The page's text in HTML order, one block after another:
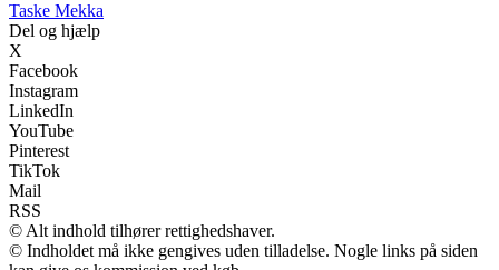
Taske Mekka
Del og hjælp
X
Facebook
Instagram
LinkedIn
YouTube
Pinterest
TikTok
Mail
RSS
© Alt indhold tilhører rettighedshaver.
© Indholdet må ikke gengives uden tilladelse. Nogle links på siden